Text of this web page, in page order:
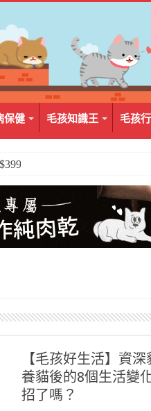
保健 毛孩知識王 毛孩
【毛孩好生活】資深
養貓後的8個生活變
招了嗎？